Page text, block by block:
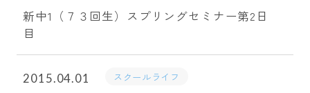
新中1（７３回生）スプリングセミナー第2日
目
2015.04.01 スクールライフ